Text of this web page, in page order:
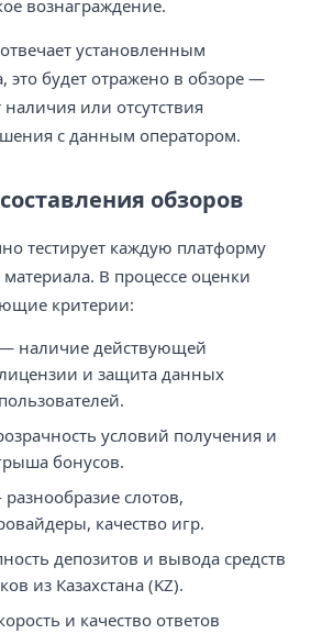
вознаграждение.
установленным
это будет отражено в обзоре —
или отсутствия
с данным оператором.
обзоров
тестирует каждую платформу
В процессе оценки
критерии:
наличие действующей
и защита данных
пользователей.
условий получения и
бонусов.
слотов,
качество игр.
депозитов и вывода средств
из Казахстана (KZ).
и качество ответов